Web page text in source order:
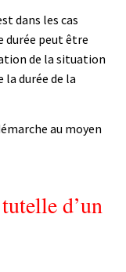
dans les cas
durée peut être
de la situation
la durée de la
au moyen
d’un